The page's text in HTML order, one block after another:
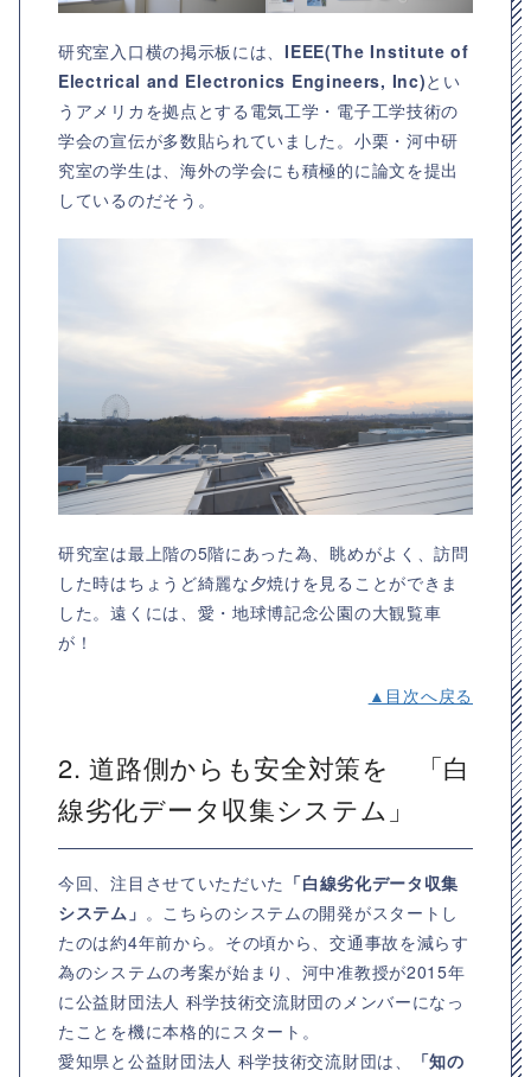
研究室入口横の掲示板には、IEEE(The Institute of
Electrical and Electronics Engineers, Inc)とい
うアメリカを拠点とする電気工学・電子工学技術の
学会の宣伝が多数貼られていました。小栗・河中研
究室の学生は、海外の学会にも積極的に論文を提出
しているのだそう。
研究室は最上階の5階にあった為、眺めがよく、訪問
した時はちょうど綺麗な夕焼けを見ることができま
した。遠くには、愛・地球博記念公園の大観覧車
が！
▲目次へ戻る
2. 道路側からも安全対策を 「白
線劣化データ収集システム」
今回、注目させていただいた 「白線劣化データ収集
システム」 。こちらのシステムの開発がスタートし
たのは約4年前から。その頃から、交通事故を減らす
為のシステムの考案が始まり、河中准教授が2015年
に公益財団法人 科学技術交流財団のメンバーになっ
たことを機に本格的にスタート。
愛知県と公益財団法人 科学技術交流財団は、
「知の